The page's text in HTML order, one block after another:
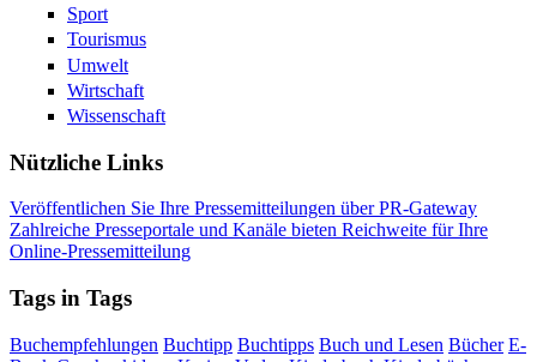
Sport
Tourismus
Umwelt
Wirtschaft
Wissenschaft
Nützliche Links
Veröffentlichen Sie Ihre Pressemitteilungen über PR-Gateway
Zahlreiche Presseportale und Kanäle bieten Reichweite für Ihre
Online-Pressemitteilung
Tags in Tags
Buchempfehlungen Buchtipp Buchtipps Buch und Lesen Bücher E-